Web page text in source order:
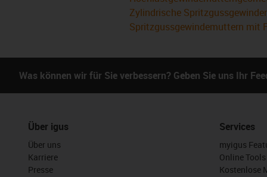
Zylindrische
Spritzgussgewindemuttern mit
Was können wir für Sie verbessern? Geben Sie uns Ihr
Über igus
Über uns
Karriere
Presse
Services
myigus
Online Tools
Kostenlose